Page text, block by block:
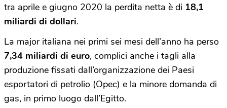
tra aprile e giugno 2020 la perdita netta è di 18,1
miliardi di dollari.
La major italiana nei primi sei mesi dell’anno ha perso
7,34 miliardi di euro, complici anche i tagli alla
produzione fissati dall’organizzazione dei Paesi
esportatori di petrolio (Opec) e la minore domanda di
gas, in primo luogo dall’Egitto.